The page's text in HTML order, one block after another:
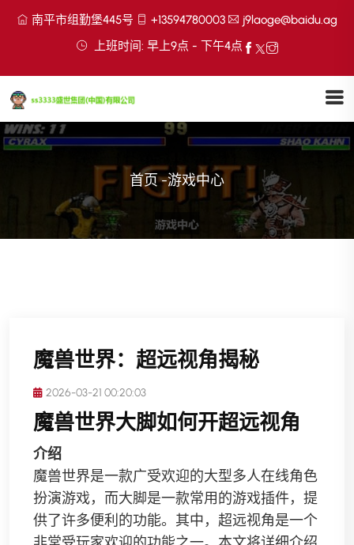
南平市组勤堡445号 +13594780003
j9laoge@baidu.ag
上班时间: 早上9点 - 下午4点
首页-游戏中心
魔兽世界：超远视角揭秘
2026-03-21 00:20:03
魔兽世界大脚如何开超远视角
介绍
魔兽世界是一款广受欢迎的大型多人在线角色
扮演游戏，而大脚是一款常用的游戏插件，提
供了许多便利的功能。其中，超远视角是一个